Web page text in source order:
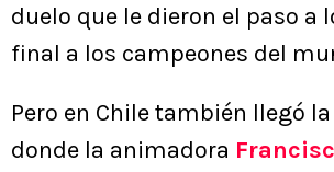
duelo que le dieron el paso a
final a los campeones del
Pero en Chile también llegó
donde la animadora